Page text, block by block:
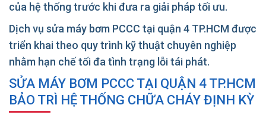
của hệ thống trước khi đưa ra giải pháp tối ưu.
Dịch vụ sửa máy bơm PCCC tại quận 4 TP.HCM được
triển khai theo quy trình kỹ thuật chuyên nghiệp
nhằm hạn chế tối đa tình trạng lỗi tái phát.
SỬA MÁY BƠM PCCC TẠI QUẬN 4 TP.HCM
BẢO TRÌ HỆ THỐNG CHỮA CHÁY ĐỊNH KỲ